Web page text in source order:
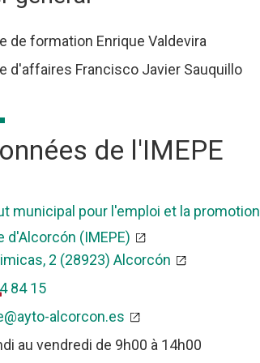
de formation Enrique Valdevira
d'affaires Francisco Javier Sauquillo
de l'IMEPE
municipal pour l'emploi et la promotion
d'Alcorcón (IMEPE)
2 (28923) Alcorcón
84 15
alcorcon.es
au vendredi de 9h00 à 14h00